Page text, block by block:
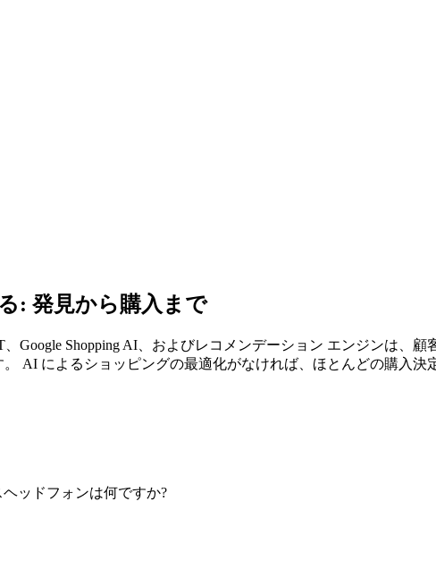
: 発見から購入まで
Google Shopping AI、およびレコメンデーション エンジンは、
AI によるショッピングの最適化がなければ、ほとんどの購入決
ッドフォンは何ですか?